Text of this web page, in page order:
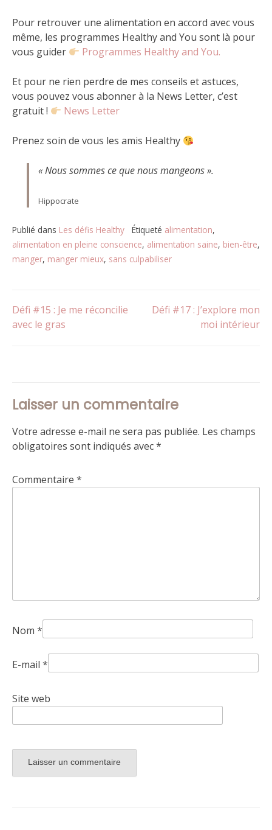
Pour retrouver une alimentation en accord avec vous
même, les programmes Healthy and You sont là pour
vous guider
Programmes Healthy and You.
Et pour ne rien perdre de mes conseils et astuces,
vous pouvez vous abonner à la News Letter, c’est
gratuit !
News Letter
Prenez soin de vous les amis Healthy
« Nous sommes ce que nous mangeons ».
Hippocrate
Publié dans Les défis Healthy Étiqueté alimentation,
alimentation en pleine conscience, alimentation saine, bien-être,
manger, manger mieux, sans culpabiliser
Navigation
Défi #15 : Je me réconcilie
avec le gras
Défi #17 : J’explore mon
moi intérieur
Laisser un commentaire
Votre adresse e-mail ne sera pas publiée. Les champs
obligatoires sont indiqués avec*
Commentaire *
Nom *
E-mail *
Site web